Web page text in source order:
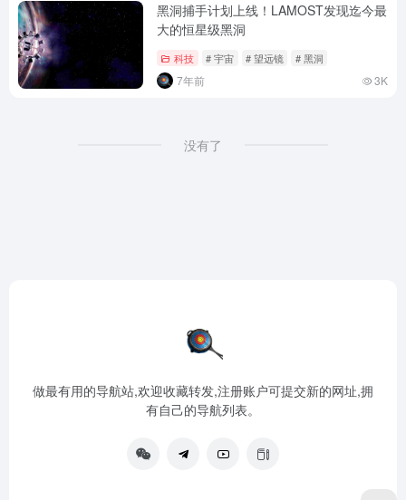
黑洞捕手计划上线！LAMOST发现迄今最
大的恒星级黑洞
科技 # 宇宙 # 望远镜 # 黑洞
7年前 3K
没有了
做最有用的导航站,欢迎收藏转发,注册账户可提交新的网址,拥
有自己的导航列表。